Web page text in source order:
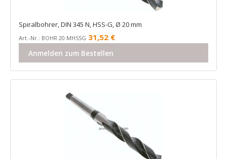
Spiralbohrer, DIN 345 N, HSS-G, Ø 20 mm
Art.-Nr.: BOHR 20 MHSSG 31,52 €
Anmelden zum Bestellen